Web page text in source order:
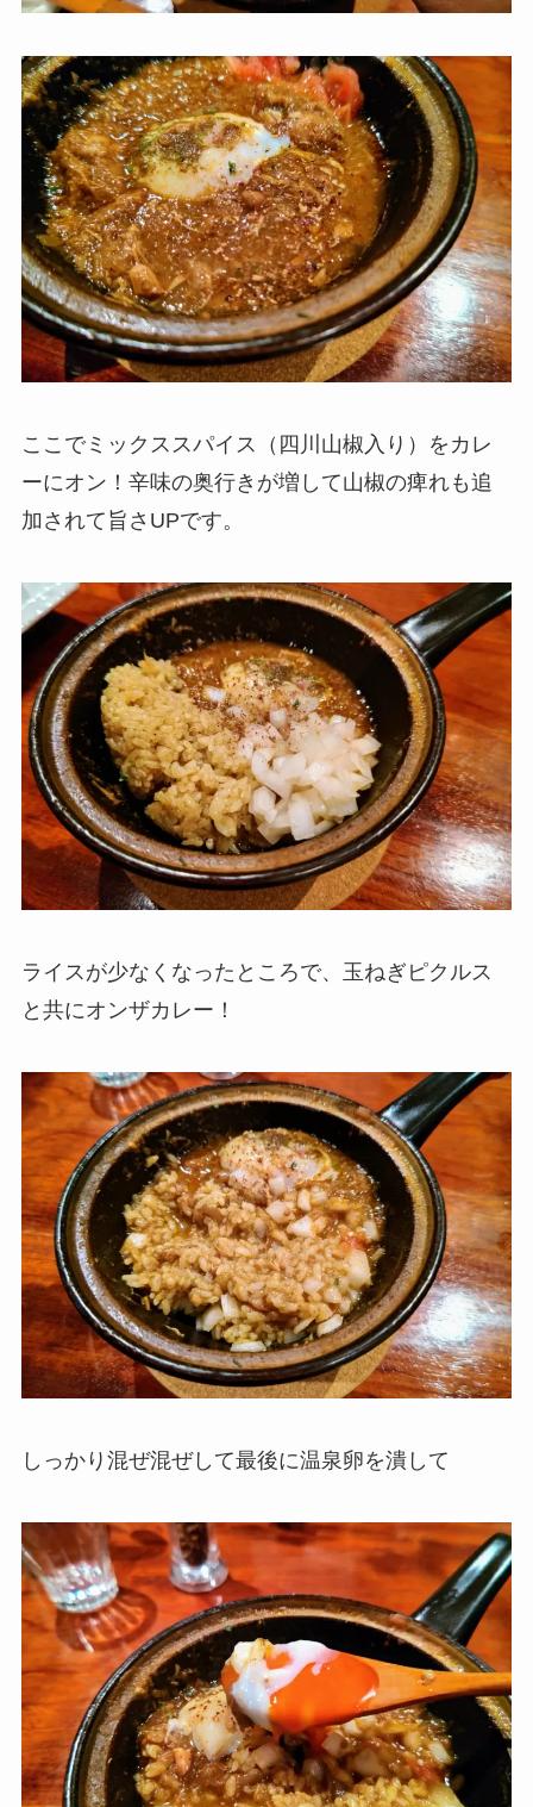
ここでミックススパイス（四川山椒入り）をカレ
ーにオン！辛味の奥行きが増して山椒の痺れも追
加されて旨さUPです。
ライスが少なくなったところで、玉ねぎピクルス
と共にオンザカレー！
しっかり混ぜ混ぜして最後に温泉卵を潰して